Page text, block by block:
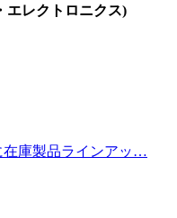
エレクトロニクス)
在庫製品ラインアッ…